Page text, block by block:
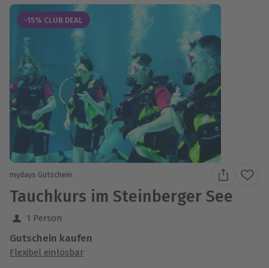
-15% CLUB DEAL
mydays Gutschein
Tauchkurs im Steinberger See
1 Person
Gutschein kaufen
Flexibel einlösbar